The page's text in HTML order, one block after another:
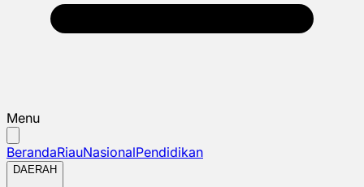
Menu
BerandaRiauNasionalPendidikan
DAERAH